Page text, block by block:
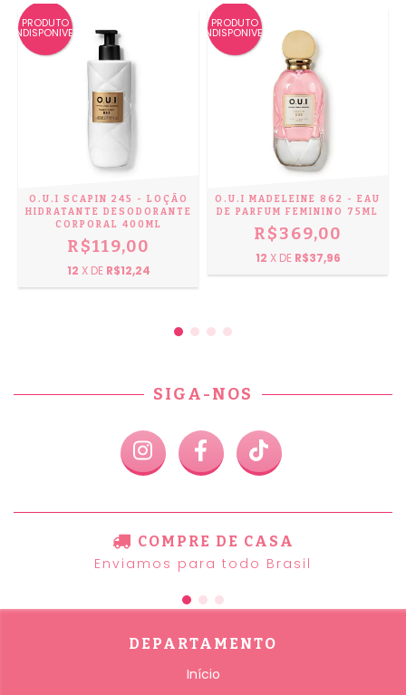
PRODUTO
INDISPONIVEL
O.U.I SCAPIN 245 - LOÇÃO
HIDRATANTE DESODORANTE
CORPORAL 400ML
R$119,00
12 X DE R$12,24
PRODUTO
INDISPONIVEL
O.U.I MADELEINE 862 - EAU
DE PARFUM FEMININO 75ML
R$369,00
12 X DE R$37,96
SIGA-NOS
COMPRE DE CASA
Enviamos para todo Brasil
DEPARTAMENTO
Início